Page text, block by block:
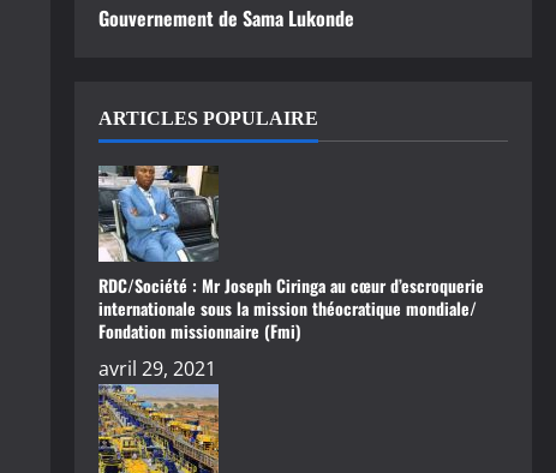
Gouvernement de Sama Lukonde
ARTICLES POPULAIRE
RDC/Société : Mr Joseph Ciringa au cœur d’escroquerie
internationale sous la mission théocratique mondiale/
Fondation missionnaire (Fmi)
avril 29, 2021